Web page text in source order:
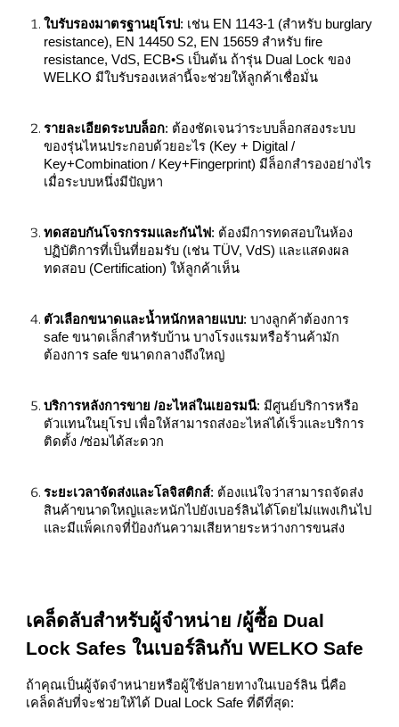
ใบรับรองมาตรฐานยุโรป: เช่น EN 1143‑1 (สำหรับ burglary
resistance), EN 14450 S2, EN 15659 สำหรับ fire
resistance, VdS, ECB•S เป็นต้น ถ้ารุ่น Dual Lock ของ
WELKO มีใบรับรองเหล่านี้จะช่วยให้ลูกค้าเชื่อมั่น
รายละเอียดระบบล็อก: ต้องชัดเจนว่าระบบล็อกสองระบบ
ของรุ่นไหนประกอบด้วยอะไร (Key + Digital /
Key+Combination / Key+Fingerprint) มีล็อกสำรองอย่างไร
เมื่อระบบหนึ่งมีปัญหา
ทดสอบกันโจรกรรมและกันไฟ: ต้องมีการทดสอบในห้อง
ปฏิบัติการที่เป็นที่ยอมรับ (เช่น TÜV, VdS) และแสดงผล
ทดสอบ (Certification) ให้ลูกค้าเห็น
ตัวเลือกขนาดและน้ำหนักหลายแบบ: บางลูกค้าต้องการ
safe ขนาดเล็กสำหรับบ้าน บางโรงแรมหรือร้านค้ามัก
ต้องการ safe ขนาดกลางถึงใหญ่
บริการหลังการขาย /อะไหล่ในเยอรมนี: มีศูนย์บริการหรือ
ตัวแทนในยุโรป เพื่อให้สามารถส่งอะไหล่ได้เร็วและบริการ
ติดตั้ง /ซ่อมได้สะดวก
ระยะเวลาจัดส่งและโลจิสติกส์: ต้องแน่ใจว่าสามารถจัดส่ง
สินค้าขนาดใหญ่และหนักไปยังเบอร์ลินได้โดยไม่แพงเกินไป
และมีแพ็คเกจที่ป้องกันความเสียหายระหว่างการขนส่ง
เคล็ดลับสำหรับผู้จำหน่าย /ผู้ซื้อ Dual
Lock Safes ในเบอร์ลินกับ WELKO Safe
ถ้าคุณเป็นผู้จัดจำหน่ายหรือผู้ใช้ปลายทางในเบอร์ลิน นี่คือ
เคล็ดลับที่จะช่วยให้ได้ Dual Lock Safe ที่ดีที่สุด: